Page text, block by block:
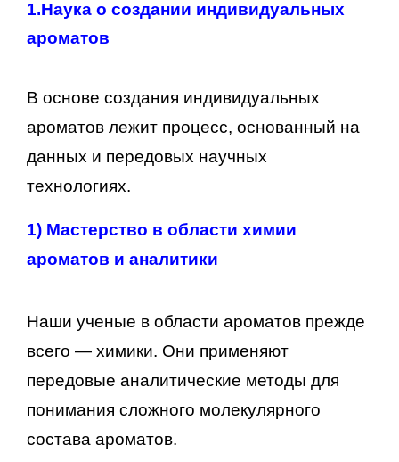
1.Наука о создании индивидуальных
ароматов
В основе создания индивидуальных
ароматов лежит процесс, основанный на
данных и передовых научных
технологиях.
1) Мастерство в области химии
ароматов и аналитики
Наши ученые в области ароматов прежде
всего — химики. Они применяют
передовые аналитические методы для
понимания сложного молекулярного
состава ароматов.